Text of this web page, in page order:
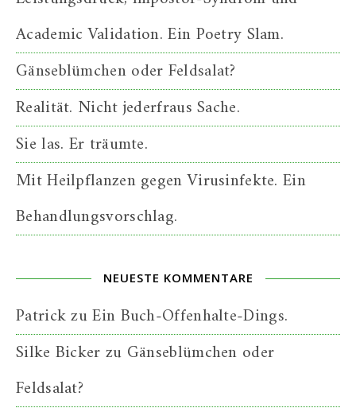
Academic Validation. Ein Poetry Slam.
Gänseblümchen oder Feldsalat?
Realität. Nicht jederfraus Sache.
Sie las. Er träumte.
Mit Heilpflanzen gegen Virusinfekte. Ein
Behandlungsvorschlag.
NEUESTE KOMMENTARE
PatrickzuEin Buch-Offenhalte-Dings.
Silke Bickerzu Gänseblümchen oder
Feldsalat?